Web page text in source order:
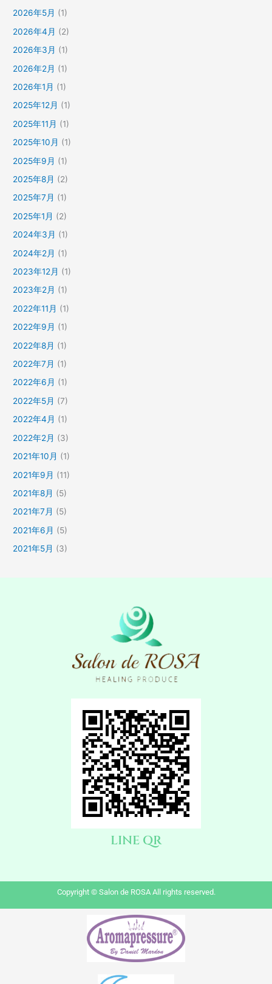
2026年5月 (1)
2026年4月 (2)
2026年3月 (1)
2026年2月 (1)
2026年1月 (1)
2025年12月 (1)
2025年11月 (1)
2025年10月 (1)
2025年9月 (1)
2025年8月 (2)
2025年7月 (1)
2025年1月 (2)
2024年3月 (1)
2024年2月 (1)
2023年12月 (1)
2023年2月 (1)
2022年11月 (1)
2022年9月 (1)
2022年8月 (1)
2022年7月 (1)
2022年6月 (1)
2022年5月 (7)
2022年4月 (1)
2022年2月 (3)
2021年10月 (1)
2021年9月 (11)
2021年8月 (5)
2021年7月 (5)
2021年6月 (5)
2021年5月 (3)
LINE QR
Copyright © Salon de ROSA All rights reserved.